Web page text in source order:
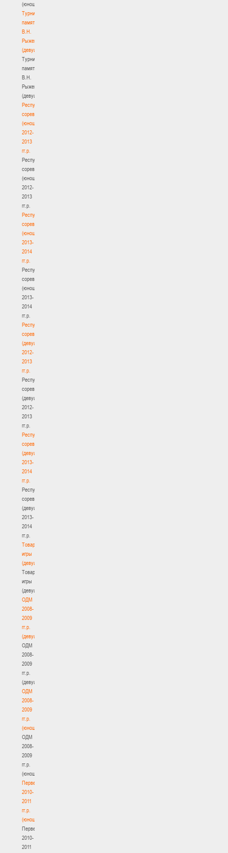
(юноши)
Турнир
памяти
В.Н.
Рыженкова
(девушки)
Турнир
памяти
В.Н.
Рыженкова
(девушки)
Республиканские
соревнования
(юноши)
2012-
2013
гг.р.
Республиканские
соревнования
(юноши)
2012-
2013
гг.р.
Республиканские
соревнования
(юноши)
2013-
2014
гг.р.
Республиканские
соревнования
(юноши)
2013-
2014
гг.р.
Республиканские
соревнования
(девушки)
2012-
2013
гг.р.
Республиканские
соревнования
(девушки)
2012-
2013
гг.р.
Республиканские
соревнования
(девушки)
2013-
2014
гг.р.
Республиканские
соревнования
(девушки)
2013-
2014
гг.р.
Товарищеские
игры
(девушки)
Товарищеские
игры
(девушки)
ОДМ
2008-
2009
гг.р.
(девушки)
ОДМ
2008-
2009
гг.р.
(девушки)
ОДМ
2008-
2009
гг.р.
(юноши)
ОДМ
2008-
2009
гг.р.
(юноши)
Первенство
2010-
2011
гг.р.
(юноши)
Первенство
2010-
2011